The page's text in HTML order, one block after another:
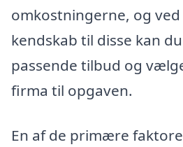
omkostningerne, og
kendskab til disse kan
passende tilbud og
firma til opgaven.
En af de primære